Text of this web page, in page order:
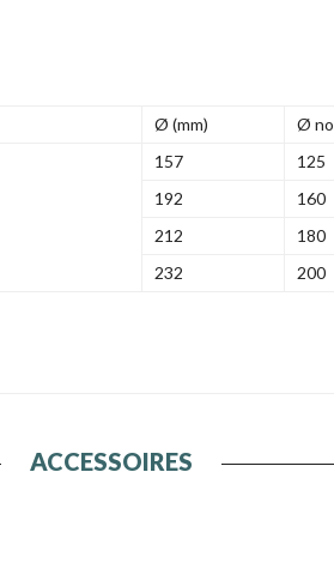
Ø (mm)
Ø
157
125
192
160
212
180
232 200
ACCESSOIRES